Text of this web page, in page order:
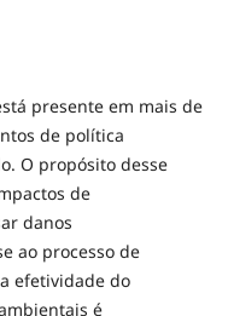
presente em mais de
de política
O propósito desse
de
danos
ao processo de
efetividade do
é